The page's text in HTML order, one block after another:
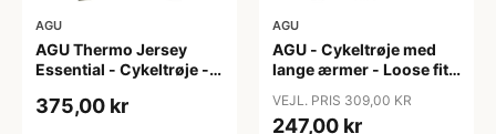
AGU
AGU Thermo Jersey
Essential - Cykeltrøje -
XXL
375,00 kr
AGU
AGU - Cykeltrøje med
lange ærmer - Loose fit -
VEJL. PRIS 309,00 KR
247,00 kr